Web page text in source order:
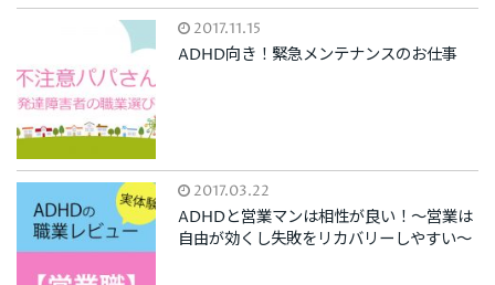
2017.11.15
ADHD向き！緊急メンテナンスのお仕事
2017.03.22
ADHDと営業マンは相性が良い！～営業は
自由が効くし失敗をリカバリーしやすい～